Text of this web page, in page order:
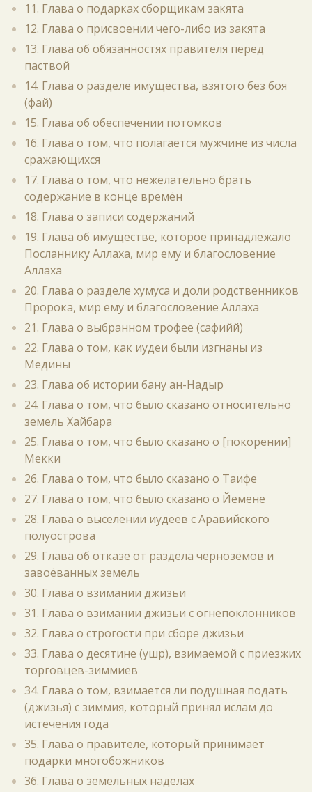
11. Глава о подарках сборщикам закята
12. Глава о присвоении чего-либо из закята
13. Глава об обязанностях правителя перед
паствой
14. Глава о разделе имущества, взятого без боя
(фай)
15. Глава об обеспечении потомков
16. Глава о том, что полагается мужчине из числа
сражающихся
17. Глава о том, что нежелательно брать
содержание в конце времён
18. Глава о записи содержаний
19. Глава об имуществе, которое принадлежало
Посланнику Аллаха, мир ему и благословение
Аллаха
20. Глава о разделе хумуса и доли родственников
Пророка, мир ему и благословение Аллаха
21. Глава о выбранном трофее (сафийй)
22. Глава о том, как иудеи были изгнаны из
Медины
23. Глава об истории бану ан-Надыр
24. Глава о том, что было сказано относительно
земель Хайбара
25. Глава о том, что было сказано о [покорении]
Мекки
26. Глава о том, что было сказано о Таифе
27. Глава о том, что было сказано о Йемене
28. Глава о выселении иудеев с Аравийского
полуострова
29. Глава об отказе от раздела чернозёмов и
завоёванных земель
30. Глава о взимании джизьи
31. Глава о взимании джизьи с огнепоклонников
32. Глава о строгости при сборе джизьи
33. Глава о десятине (ушр), взимаемой с приезжих
торговцев-зиммиев
34. Глава о том, взимается ли подушная подать
(джизья) с зиммия, который принял ислам до
истечения года
35. Глава о правителе, который принимает
подарки многобожников
36. Глава о земельных наделах